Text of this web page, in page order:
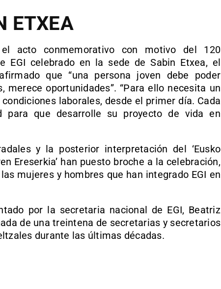
ETXEA
acto conmemorativo con motivo del 120
EGI celebrado en la sede de Sabin Etxea, el
que “una persona joven debe poder
merece oportunidades”. “Para ello necesita un
laborales, desde el primer día. Cada
para que desarrolle su proyecto de vida en
y la posterior interpretación del ‘Eusko
Ereserkia’ han puesto broche a la celebración,
mujeres y hombres que han integrado EGI en
por la secretaria nacional de EGI, Beatriz
de una treintena de secretarias y secretarios
durante las últimas décadas.